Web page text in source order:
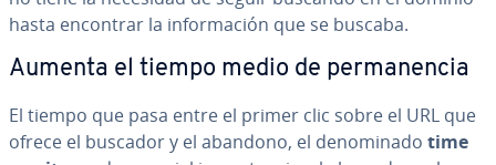
hasta encontrar la in­fo­r­ma­ción que se buscaba.
Aumenta el tiempo medio de pe­r­ma­ne­n­cia
El tiempo que pasa entre el primer clic sobre el URL que
ofrece el buscador y el abandono, el de­no­mi­na­do time